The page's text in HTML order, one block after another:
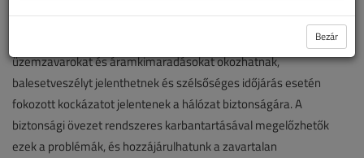
övezetének tisztán tartása.
üzemzavarokat és áramkimaradásokat okozhatnak,
balesetveszélyt jelenthetnek és szélsőséges időjárás esetén
fokozott kockázatot jelentenek a hálózat biztonságára. A
biztonsági övezet rendszeres karbantartásával megelőzhetők
ezek a problémák, és hozzájárulhatunk a zavartalan
Bezár